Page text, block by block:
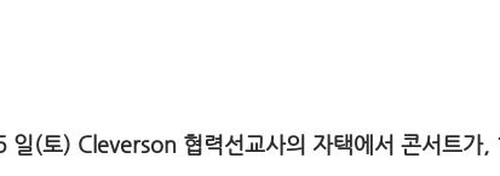
(토) Cleverson 협력선교사의 자택에서 콘서트가,